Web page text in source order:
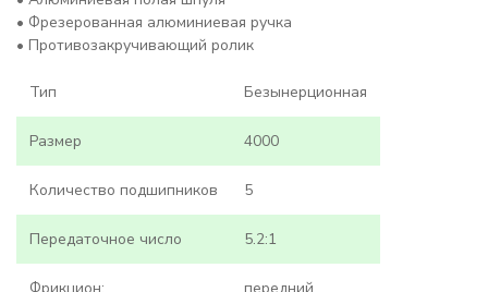
• Фрезерованная алюминиевая ручка
• Противозакручивающий ролик
Тип Безынерционная
Размер 4000
Количество подшипников 5
Передаточное число 5.2:1